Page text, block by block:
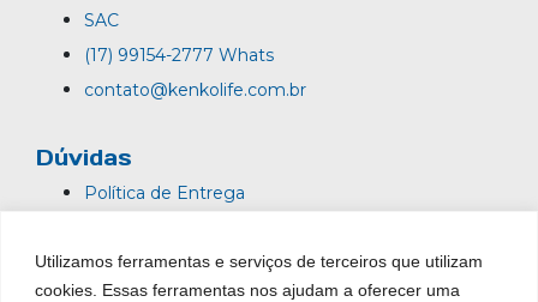
Utilizamos ferramentas e serviços de terceiros que utilizam
cookies. Essas ferramentas nos ajudam a oferecer uma
SAC
(17) 99154-2777 Whats
contato@kenkolife.com.br
Dúvidas
Política de Entrega
Política de Privacidade
Trocas e Devoluções